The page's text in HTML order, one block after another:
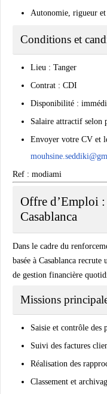
Autonomie, rigueur et
Conditions et
Lieu : Tanger
Contrat : CDI
Disponibilité :
Salaire attractif selon
Envoyer votre CV et
Ref : modiami
Offre d’Emploi
Casablanca
Dans le cadre du
basée à Casablanca
de gestion financière
Missions
Saisie et contrôle des
Suivi des factures
Réalisation des
Classement et